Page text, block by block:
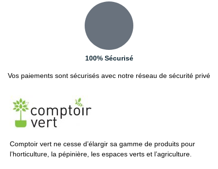
100% Sécurisé
Vos paiements sont sécurisés avec notre réseau de sécurité privé
Comptoir vert ne cesse d’élargir sa gamme de produits pour
l’horticulture, la pépinière, les espaces verts et l’agriculture.